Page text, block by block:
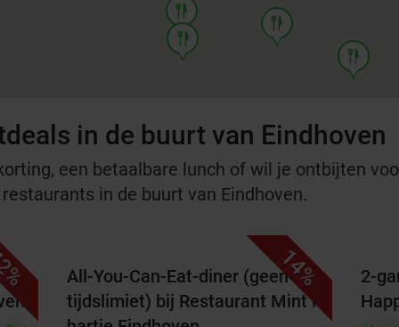
food
food
food
food
in de buurt van Eindhoven
een betaalbare lunch of wil je ontbijten
in de buurt van Eindhoven.
14%
All-You-Can-Eat-diner (geen
tijdslimiet) bij Restaurant Mint in
2-